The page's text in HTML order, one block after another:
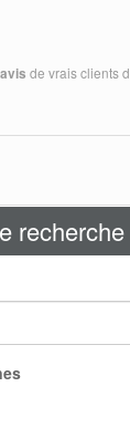
de vrais clients
recherche